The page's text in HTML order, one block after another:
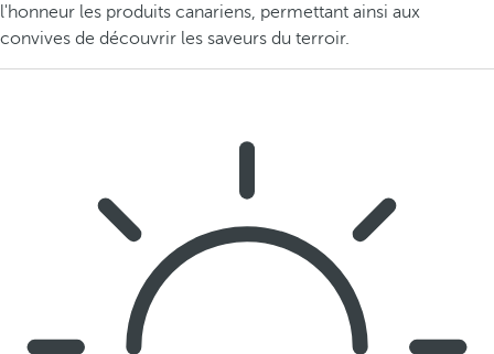
l'honneur les produits canariens, permettant ainsi aux
convives de découvrir les saveurs du terroir.